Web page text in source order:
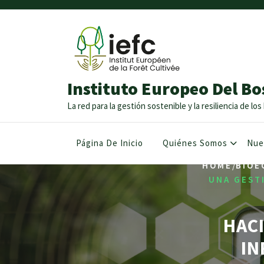
Instituto Europeo Del
La red para la gestión sostenible y la resiliencia de
Página De Inicio Quiénes Somos
HOME/
UNA